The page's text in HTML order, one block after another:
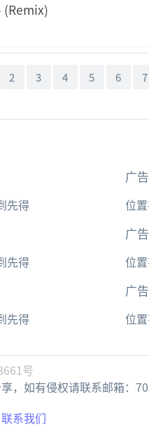
2 3 4 5 6 7
先得
广
位
先得
广
位
先得
广
位
号
，如有侵权请联系邮箱：
联系我们